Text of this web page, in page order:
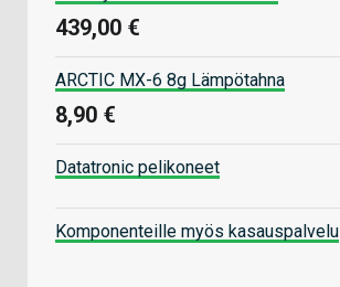
439,00 €
ARCTIC MX-6 8g Lämpötahna
8,90 €
Datatronic pelikoneet
Komponenteille myös kasauspalvelu